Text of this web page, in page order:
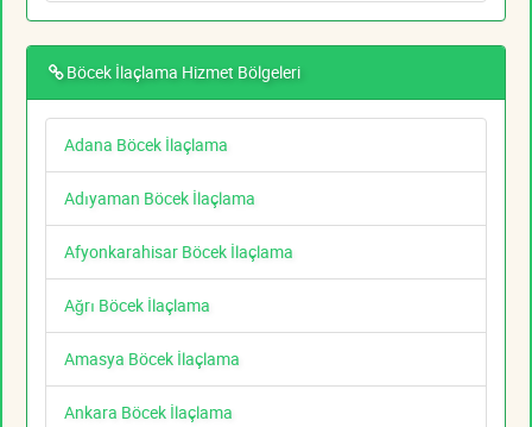
Böcek İlaçlama Hizmet Bölgeleri
Adana Böcek İlaçlama
Adıyaman Böcek İlaçlama
Afyonkarahisar Böcek İlaçlama
Ağrı Böcek İlaçlama
Amasya Böcek İlaçlama
Ankara Böcek İlaçlama